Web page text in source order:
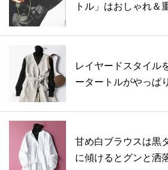
トル」はおしゃれ＆
レイヤードスタイル
ータートルがやっぱ
甘め白ブラウスは黒
に傾けるとグンと洒